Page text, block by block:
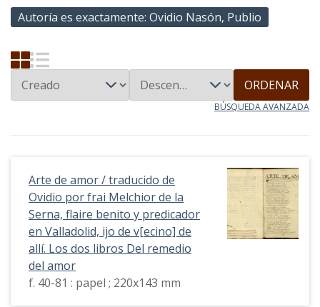
Autoría es exactamente Ovidio Nasón, Publio
ORDENAR
BÚSQUEDA AVANZADA
Arte de amor / traducido de
Ovidio por frai Melchior de la
Serna, flaire benito y predicador
en Valladolid, ijo de v[ecino] de
allí. Los dos libros Del remedio
del amor
f. 40-81 : papel ; 220x143 mm